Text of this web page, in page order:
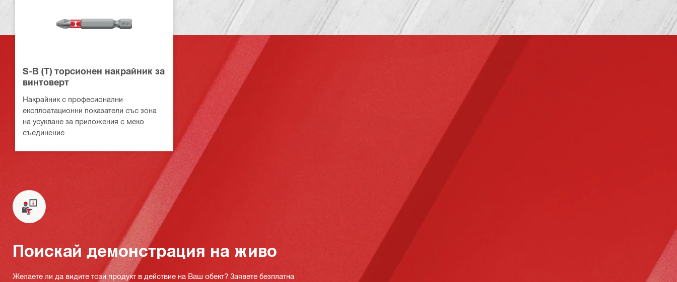
S-B (T) торсионен накрайник за
винтоверт
Накрайник с професионални
експлоатационни показатели със зона
на усукване за приложения с меко
съединение
Поискай демонстрация на живо
Желаете ли да видите този продукт в действие на Ваш обект? Заявете безплатна